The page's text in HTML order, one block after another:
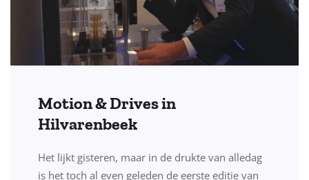
Motion & Drives in
Hilvarenbeek
Het lijkt gisteren, maar in de drukte van alledag
is het toch al even geleden de eerste editie van